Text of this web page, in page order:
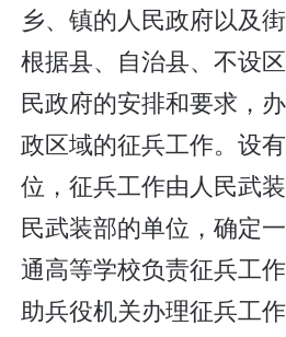
乡、镇的人民政府以及
根据县、自治县、不设
民政府的安排和要求，
政区域的征兵工作。设
位，征兵工作由人民武
民武装部的单位，确定
通高等学校负责征兵工
助兵役机关办理征兵工作